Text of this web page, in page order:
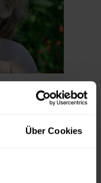
Über Cookies